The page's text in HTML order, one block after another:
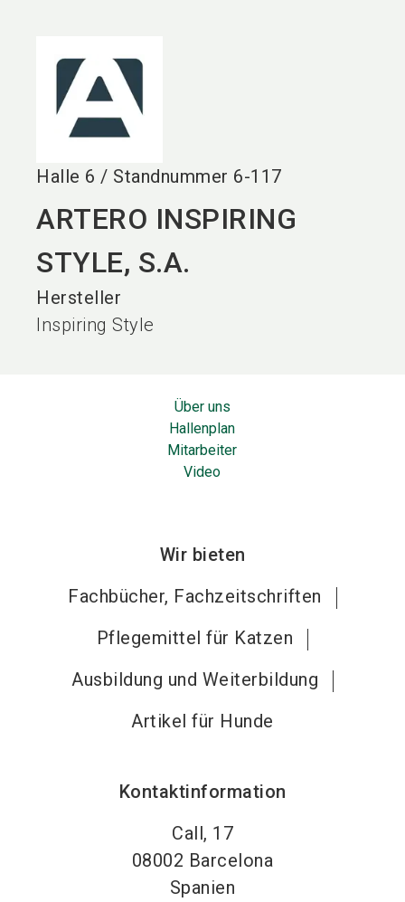
Halle 6 / Standnummer 6-117
ARTERO INSPIRING
STYLE, S.A.
Hersteller
Inspiring Style
Über uns
Hallenplan
Mitarbeiter
Video
Wir bieten
Fachbücher, Fachzeitschriften
Pflegemittel für Katzen
Ausbildung und Weiterbildung
Artikel für Hunde
Kontaktinformation
Call, 17
08002 Barcelona
Spanien